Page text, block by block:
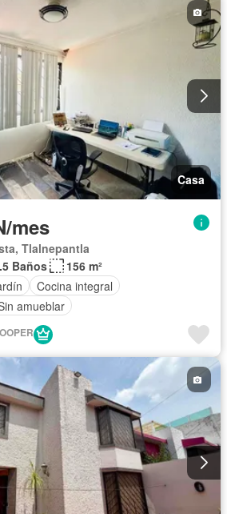
Casa
mes
Tlalnepantla
Baños
156 m²
Cocina integral
amueblar